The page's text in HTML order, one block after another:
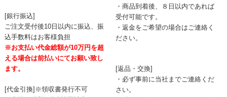
[銀行振込]
ご注文受付後10日以内に振込、振
込手数料はお客様負担
※お支払い代金総額が10万円を超
える場合は前払いにてお願い致し
ます。
[代金引換]※領収書発行不可
・商品到着後、８日以内であれば
受付可能です。
・返金をご希望の場合はご連絡く
ださい。
[返品・交換]
・必ず事前に当社までご連絡くだ
さい。